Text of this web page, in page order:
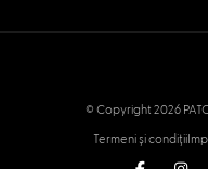
© Copyright 2026
Termeni și condiții